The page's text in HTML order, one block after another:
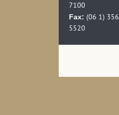
7100
Fax: (06 1) 356
5520